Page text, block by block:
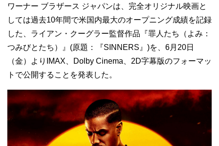
ワーナー ブラザース ジャパンは、完全オリジナル映画と
しては過去10年間で米国内最大のオープニング成績を記録
した、ライアン・クーグラー監督作品『罪人たち（よみ：
つみびとたち）』(原題：『SINNERS』)を、6月20日
（金）よりIMAX、Dolby Cinema、2D字幕版のフォーマッ
トで公開することを発表した。